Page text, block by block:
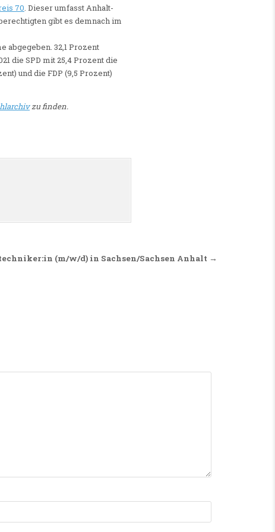
70. Dieser umfasst Anhalt-
gibt es demnach im
abgegeben. 32,1 Prozent
die SPD mit 25,4 Prozent die
und die FDP (9,5 Prozent)
zu finden.
(m/w/d) in Sachsen/Sachsen Anhalt →